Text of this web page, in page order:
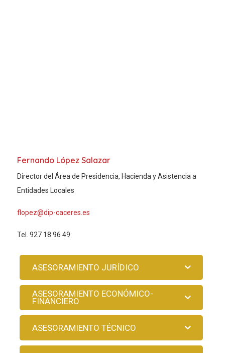
Fernando López Salazar
Director del Área de Presidencia, Hacienda y Asistencia a
Entidades Locales
flopez@dip-caceres.es
Tel. 927 18 96 49
ASESORAMIENTO JURÍDICO
ASESORAMIENTO ECONÓMICO-
FINANCIERO
ASESORAMIENTO TÉCNICO